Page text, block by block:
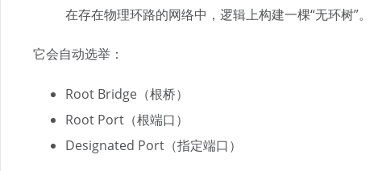
在存在物理环路的网络中，逻辑上构建一棵“无环树”。
它会自动选举：
Root Bridge（根桥）
Root Port（根端口）
Designated Port（指定端口）